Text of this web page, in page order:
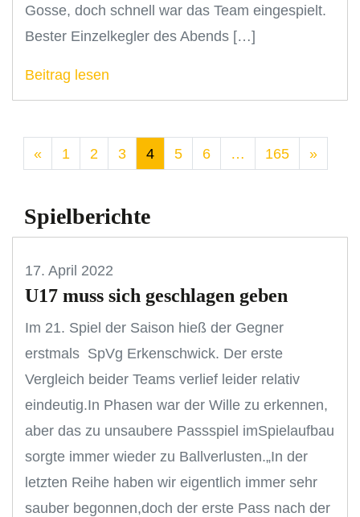
Gosse, doch schnell war das Team eingespielt.
Bester Einzelkegler des Abends […]
Beitrag lesen
« 1 2 3 4 5 6 … 165 »
Spielberichte
17. April 2022
U17 muss sich geschlagen geben
Im 21. Spiel der Saison hieß der Gegner
erstmals SpVg Erkenschwick. Der erste
Vergleich beider Teams verlief leider relativ
eindeutig.In Phasen war der Wille zu erkennen,
aber das zu unsaubere Passspiel imSpielaufbau
sorgte immer wieder zu Ballverlusten.„In der
letzten Reihe haben wir eigentlich immer sehr
sauber begonnen,doch der erste Pass nach der